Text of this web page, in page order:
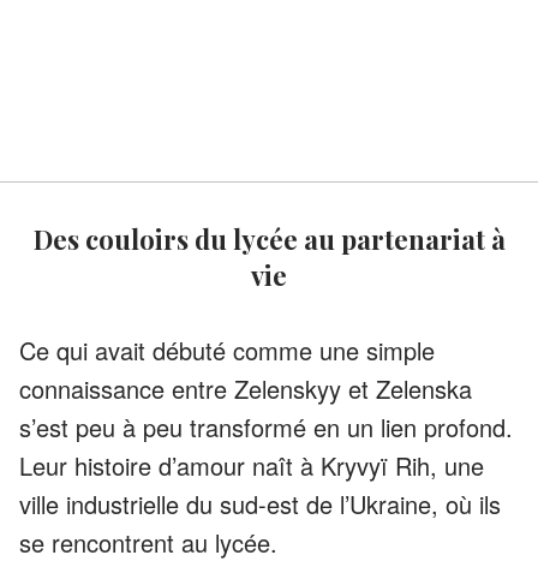
Des couloirs du lycée au partenariat à
vie
Ce qui avait débuté comme une simple
connaissance entre Zelenskyy et Zelenska
s’est peu à peu transformé en un lien profond.
Leur histoire d’amour naît à Kryvyï Rih, une
ville industrielle du sud-est de l’Ukraine, où ils
se rencontrent au lycée.